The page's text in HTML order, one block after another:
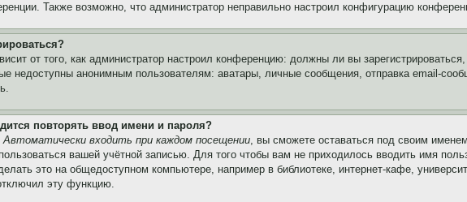
Также возможно, что администратор неправильно настроил конфигурацию
от того, как администратор настроил конференцию: должны ли вы
недоступны анонимным пользователям: аватары, личные сообщения, отправка email-
повторять ввод имени и пароля?
Автоматически входить при каждом посещении, вы сможете оставаться под своим
вашей учётной записью. Для того чтобы вам не приходилось вводить имя
это на общедоступном компьютере, например в библиотеке, интернет-кафе,
эту функцию.